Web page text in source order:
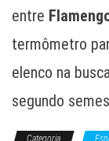
entre
termômetro
elenco na
segundo